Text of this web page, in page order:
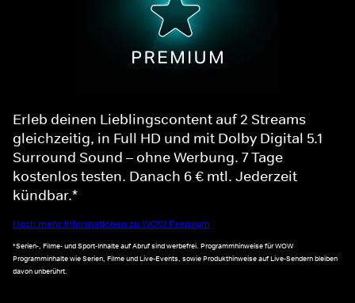
Erleb deinen Lieblingscontent auf 2 Streams
gleichzeitig, in Full HD und mit Dolby Digital 5.1
Surround Sound – ohne Werbung. 7 Tage
kostenlos testen. Danach 6 € mtl. Jederzeit
kündbar.*
Noch mehr Informationen zu WOW Premium
*Serien-, Filme- und Sport-Inhalte auf Abruf sind werbefrei. Programmhinweise für WOW
Programminhalte wie Serien, Filme und Live-Events, sowie Produkthinweise auf Live-Sendern bleiben
davon unberührt.